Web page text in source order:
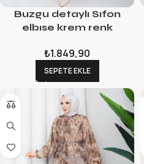
Buzgu detaylı Sıfon
elbıse krem renk
₺1.849,90
SEPETE EKLE